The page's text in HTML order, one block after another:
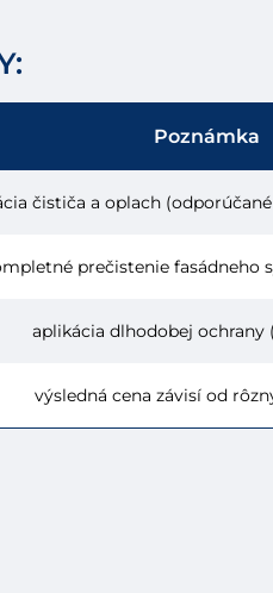
Poznámka
čističa a oplach
prečistenie fasádneho
aplikácia dlhodobej ochrany
výsledná cena závisí od